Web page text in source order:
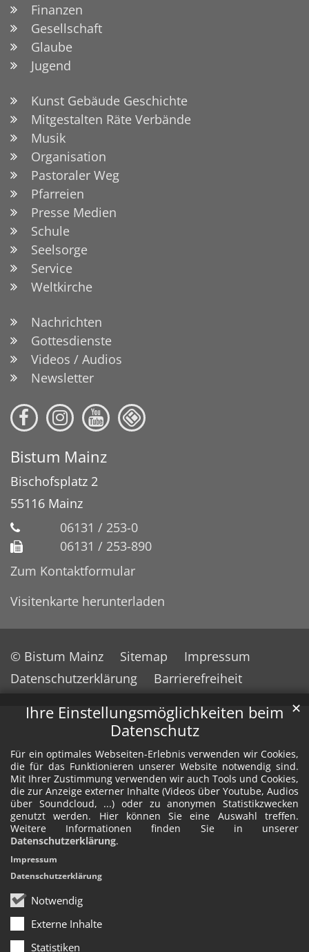
Ihre Einstellungsmöglichkeiten beim
Datenschutz
Für ein optimales Webseiten-Erlebnis verwenden wir Cookies,
die für das Funktionieren unserer Website notwendig sind.
Mit Ihrer Zustimmung verwenden wir auch Tools und Cookies,
die zur Anzeige externer Inhalte (Videos über Youtube, Audios
über Soundcloud, ...) oder zu anonymen Statistikzwecken
genutzt werden. Hier können Sie eine Auswahl treffen.
Weitere Informationen finden Sie in unserer
Datenschutzerklärung.
Notwendig
Externe Inhalte
Statistiken
✕
Impressum
Datenschutzerklärung
Finanzen
Gesellschaft
Glaube
Jugend
Kunst Gebäude Geschichte
Mitgestalten Räte Verbände
Musik
Organisation
Pastoraler Weg
Pfarreien
Presse Medien
Schule
Seelsorge
Service
Weltkirche
Nachrichten
Gottesdienste
Videos / Audios
Newsletter
Bistum Mainz
Bischofsplatz 2
55116 Mainz
06131 / 253-0
06131 / 253-890
Zum Kontaktformular
Visitenkarte herunterladen
© Bistum Mainz Sitemap
Impressum
Datenschutzerklärung
Barrierefreiheit